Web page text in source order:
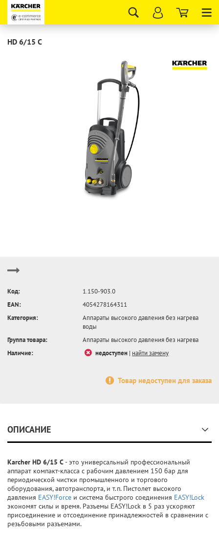
HD 6/15 C
Код:
1.150-903.0
EAN:
4054278164311
Категория:
Аппараты высокого давления без нагрева
воды
Группа товара:
Аппараты высокого давления без нагрева
Наличие:
недоступен | найти замену
Товар недоступен для заказа
ОПИСАНИЕ
Karcher HD 6/15 C- это универсальный профессиональный
аппарат компакт-класса с рабочим давлением 150 бар для
периодической чистки промышленного и торгового
оборудования, автотранспорта, и т.п. Пистолет высокого
давления EASY!Force и система быстрого соединения EASY!Lock
экономят силы и время. Разъемы EASY!Lock в 5 раз ускоряют
присоединение и отсоединение принадлежностей в сравнении с
резьбовыми разъемами.